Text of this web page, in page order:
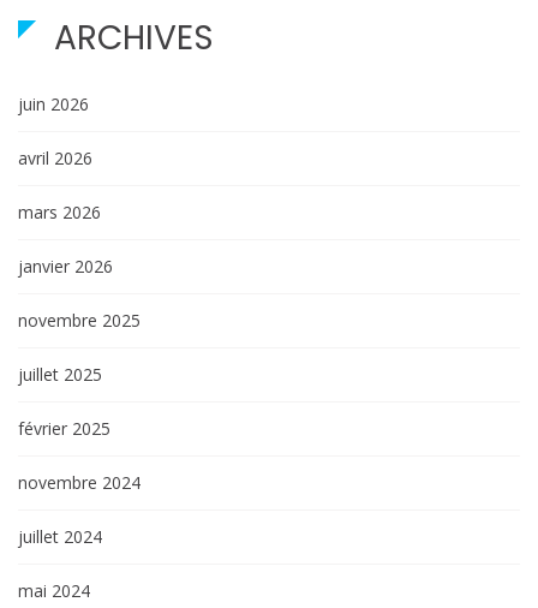
ARCHIVES
juin 2026
avril 2026
mars 2026
janvier 2026
novembre 2025
juillet 2025
février 2025
novembre 2024
juillet 2024
mai 2024